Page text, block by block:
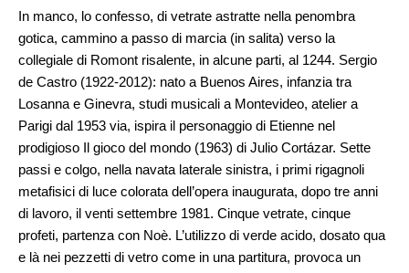
In manco, lo confesso, di vetrate astratte nella penombra
gotica, cammino a passo di marcia (in salita) verso la
collegiale di Romont risalente, in alcune parti, al 1244. Sergio
de Castro (1922-2012): nato a Buenos Aires, infanzia tra
Losanna e Ginevra, studi musicali a Montevideo, atelier a
Parigi dal 1953 via, ispira il personaggio di Etienne nel
prodigioso Il gioco del mondo (1963) di Julio Cortázar. Sette
passi e colgo, nella navata laterale sinistra, i primi rigagnoli
metafisici di luce colorata dell’opera inaugurata, dopo tre anni
di lavoro, il venti settembre 1981. Cinque vetrate, cinque
profeti, partenza con Noè. L’utilizzo di verde acido, dosato qua
e là nei pezzetti di vetro come in una partitura, provoca un